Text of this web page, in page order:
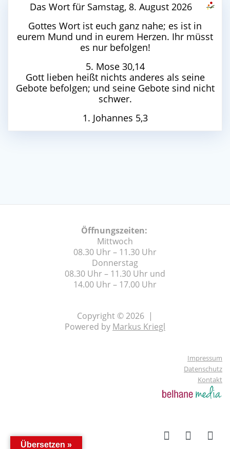
Das Wort für Samstag, 8. August 2026
Gottes Wort ist euch ganz nahe; es ist in
eurem Mund und in eurem Herzen. Ihr müsst
es nur befolgen!
5. Mose 30,14
Gott lieben heißt nichts anderes als seine
Gebote befolgen; und seine Gebote sind nicht
schwer.
1. Johannes 5,3
Öffnungszeiten:
Mittwoch
08.30 Uhr – 11.30 Uhr
Donnerstag
08.30 Uhr – 11.30 Uhr und
14.00 Uhr – 17.00 Uhr
Copyright © 2026 |
Powered by Markus Kriegl
Impressum
Datenschutz
Kontakt
Übersetzen »